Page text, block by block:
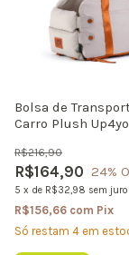
Bolsa de
Carro Plush
R$164,90
R$216,90
24%
5 x de R$32,98 sem
R$156,66 com Pix
Só restam 4 em